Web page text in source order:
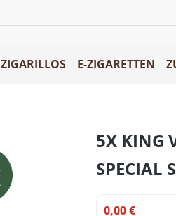
ZIGARILLOS E-ZIGARETTEN
5X KING
SPECIAL
0,00 €